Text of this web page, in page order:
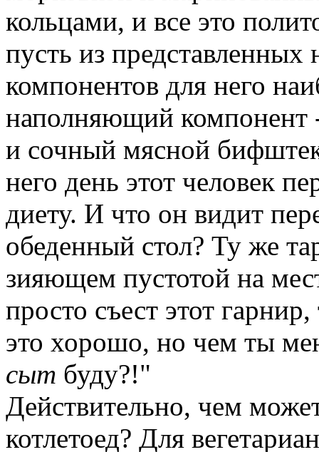
кольцами, и все это
пусть из представленных
компонентов для него
наполняющий компонент
и сочный мясной
него день этот человек
диету. И что он видит
обеденный стол? Ту же
зияющем пустотой на
просто съест этот
это хорошо, но чем ты
сыт буду?!"
Действительно, чем
котлетоед? Для